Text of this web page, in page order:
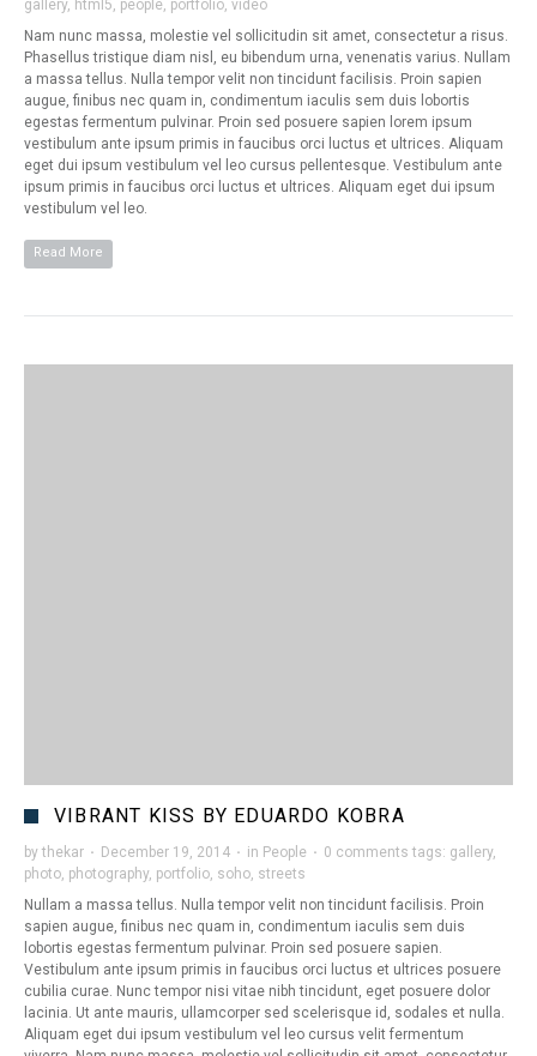
gallery, html5, people, portfolio, video
Nam nunc massa, molestie vel sollicitudin sit amet, consectetur a risus.
Phasellus tristique diam nisl, eu bibendum urna, venenatis varius. Nullam
a massa tellus. Nulla tempor velit non tincidunt facilisis. Proin sapien
augue, finibus nec quam in, condimentum iaculis sem duis lobortis
egestas fermentum pulvinar. Proin sed posuere sapien lorem ipsum
vestibulum ante ipsum primis in faucibus orci luctus et ultrices. Aliquam
eget dui ipsum vestibulum vel leo cursus pellentesque. Vestibulum ante
ipsum primis in faucibus orci luctus et ultrices. Aliquam eget dui ipsum
vestibulum vel leo.
Read More
VIBRANT KISS BY EDUARDO KOBRA
by thekar · December 19, 2014 · in People · 0 comments tags: gallery,
photo, photography, portfolio, soho, streets
Nullam a massa tellus. Nulla tempor velit non tincidunt facilisis. Proin
sapien augue, finibus nec quam in, condimentum iaculis sem duis
lobortis egestas fermentum pulvinar. Proin sed posuere sapien.
Vestibulum ante ipsum primis in faucibus orci luctus et ultrices posuere
cubilia curae. Nunc tempor nisi vitae nibh tincidunt, eget posuere dolor
lacinia. Ut ante mauris, ullamcorper sed scelerisque id, sodales et nulla.
Aliquam eget dui ipsum vestibulum vel leo cursus velit fermentum